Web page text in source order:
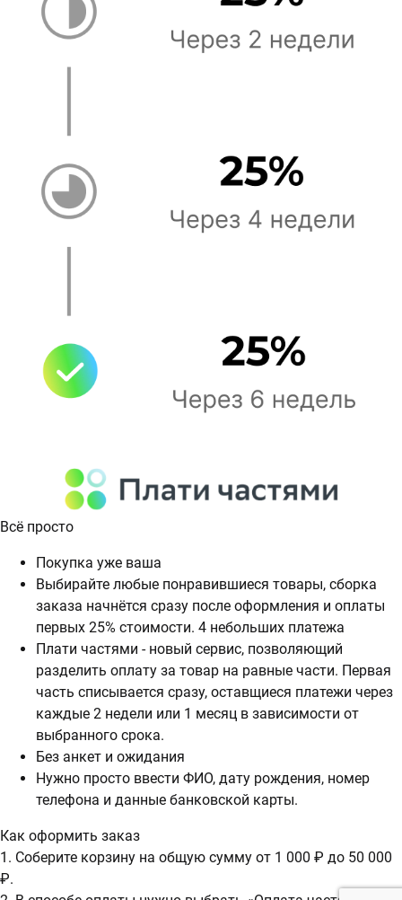
Всё просто
Покупка уже ваша
Выбирайте любые понравившиеся товары, сборка
заказа начнётся сразу после оформления и оплаты
первых 25% стоимости. 4 небольших платежа
Плати частями - новый сервис, позволяющий
разделить оплату за товар на равные части. Первая
часть списывается сразу, оставщиеся платежи через
каждые 2 недели или 1 месяц в зависимости от
выбранного срока.
Без анкет и ожидания
Нужно просто ввести ФИО, дату рождения, номер
телефона и данные банковской карты.
Как оформить заказ
1. Соберите корзину на общую сумму от 1 000 ₽ до 50 000
₽.